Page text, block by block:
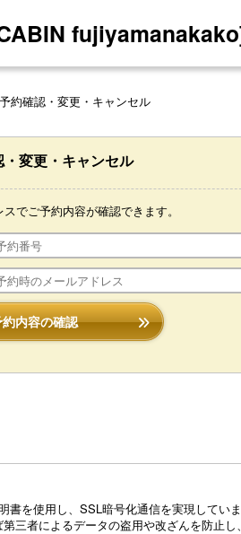
予約確認・変更・キャンセル
変更・キャンセル
でご予約内容が確認できます。
内容の確認
を使用し、SSL暗号化通信を実現してい
三者によるデータの盗用や改ざんを防止